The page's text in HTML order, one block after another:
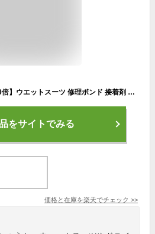
【25日エントリーで最大P29倍】ウエットスーツ 修理ボンド 接着剤 WETリペアーボンド GEAR AID AQUASEAL + NEO
をサイトでみる
価格と在庫を楽天でチェック >>